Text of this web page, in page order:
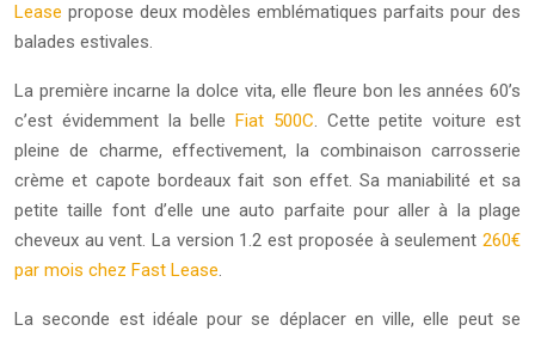
Lease propose deux modèles emblématiques parfaits pour des
balades estivales.
La première incarne la dolce vita, elle fleure bon les années 60’s
c’est évidemment la belle
Fiat 500C. Cette petite voiture est
pleine de charme, effectivement, la combinaison carrosserie
crème et capote bordeaux fait son effet. Sa maniabilité et sa
petite taille font d’elle une auto parfaite pour aller à la plage
cheveux au vent. La version 1.2 est proposée à seulement 260€
par mois chez Fast Lease.
La seconde est idéale pour se déplacer en ville, elle peut se